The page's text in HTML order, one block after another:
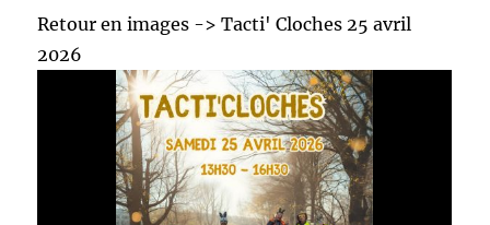
Retour en images -> Tacti' Cloches 25 avril
2026